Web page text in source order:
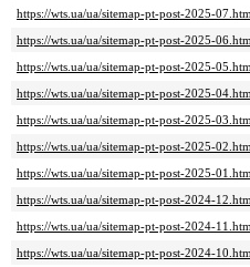
https://wts.ua/ua/sitemap-pt-post-2025-
https://wts.ua/ua/sitemap-pt-post-2025-
https://wts.ua/ua/sitemap-pt-post-2025-
https://wts.ua/ua/sitemap-pt-post-2025-
https://wts.ua/ua/sitemap-pt-post-2025-
https://wts.ua/ua/sitemap-pt-post-2025-
https://wts.ua/ua/sitemap-pt-post-2025-
https://wts.ua/ua/sitemap-pt-post-2024-
https://wts.ua/ua/sitemap-pt-post-2024-
https://wts.ua/ua/sitemap-pt-post-2024-